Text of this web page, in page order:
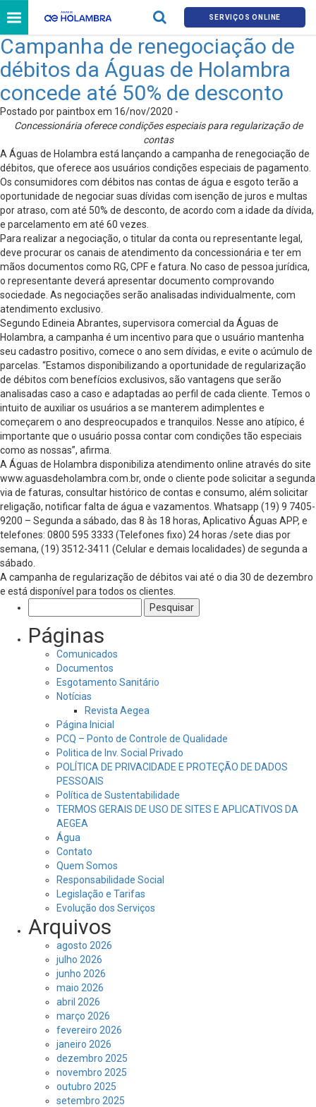
SERVIÇOS ONLINE
Campanha de renegociação de
débitos da Águas de Holambra
concede até 50% de desconto
Postado por paintbox em 16/nov/2020 -
Concessionária oferece condições especiais para regularização de
contas
A Águas de Holambra está lançando a campanha de renegociação de
débitos, que oferece aos usuários condições especiais de pagamento.
Os consumidores com débitos nas contas de água e esgoto terão a
oportunidade de negociar suas dívidas com isenção de juros e multas
por atraso, com até 50% de desconto, de acordo com a idade da dívida,
e parcelamento em até 60 vezes.
Para realizar a negociação, o titular da conta ou representante legal,
deve procurar os canais de atendimento da concessionária e ter em
mãos documentos como RG, CPF e fatura. No caso de pessoa jurídica,
o representante deverá apresentar documento comprovando
sociedade. As negociações serão analisadas individualmente, com
atendimento exclusivo.
Segundo Edineia Abrantes, supervisora comercial da Águas de
Holambra, a campanha é um incentivo para que o usuário mantenha
seu cadastro positivo, comece o ano sem dívidas, e evite o acúmulo de
parcelas. “Estamos disponibilizando a oportunidade de regularização
de débitos com benefícios exclusivos, são vantagens que serão
analisadas caso a caso e adaptadas ao perfil de cada cliente. Temos o
intuito de auxiliar os usuários a se manterem adimplentes e
começarem o ano despreocupados e tranquilos. Nesse ano atípico, é
importante que o usuário possa contar com condições tão especiais
como as nossas”, afirma.
A Águas de Holambra disponibiliza atendimento online através do site
www.aguasdeholambra.com.br, onde o cliente pode solicitar a segunda
via de faturas, consultar histórico de contas e consumo, além solicitar
religação, notificar falta de água e vazamentos. Whatsapp (19) 9 7405-
9200 – Segunda a sábado, das 8 às 18 horas, Aplicativo Águas APP, e
telefones: 0800 595 3333 (Telefones fixo) 24 horas /sete dias por
semana, (19) 3512-3411 (Celular e demais localidades) de segunda a
sábado.
A campanha de regularização de débitos vai até o dia 30 de dezembro
e está disponível para todos os clientes.
por:
Páginas
Comunicados
Documentos
Esgotamento Sanitário
Notícias
Revista Aegea
Página Inicial
PCQ – Ponto de Controle de Qualidade
Politica de Inv. Social Privado
POLÍTICA DE PRIVACIDADE E PROTEÇÃO DE DADOS
PESSOAIS
Política de Sustentabilidade
TERMOS GERAIS DE USO DE SITES E APLICATIVOS DA
AEGEA
Água
Contato
Quem Somos
Responsabilidade Social
Legislação e Tarifas
Evolução dos Serviços
Arquivos
agosto 2026
julho 2026
junho 2026
maio 2026
abril 2026
março 2026
fevereiro 2026
janeiro 2026
dezembro 2025
novembro 2025
outubro 2025
setembro 2025